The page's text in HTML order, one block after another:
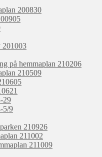
200830
201003
på hemmaplan 210206
210509
29
5/9
210926
211002
211009